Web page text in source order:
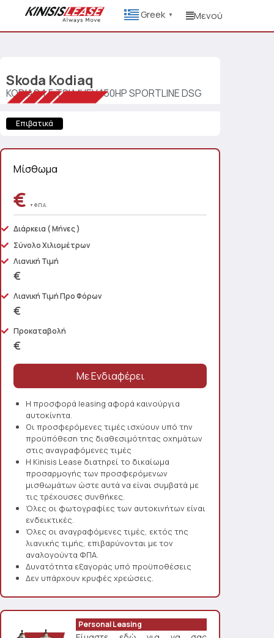
Greek ▼ Μενού
Skoda Kodiaq
KODIAQ 1.5 TSI MHEV 150HP SPORTLINE DSG
Επιβατικά
Μίσθωμα
€ + Φ.Π.Α.
Διάρκεια ( Μήνες )
Σύνολο Χιλιομέτρων
Λιανική Τιμή
€
Λιανική Τιμή Προ Φόρων
€
Προκαταβολή
€
Η προσφορά leasing αφορά καινούργια
αυτοκίνητα.
Οι προσφερόμενες τιμές ισχύουν υπό την
προϋπόθεση της διαθεσιμότητας οχημάτων
στις αναγραφόμενες τιμές
Η Kinisis Lease διατηρεί το δικαίωμα
προσαρμογής των προσφερόμενων
μισθωμάτων ώστε αυτά να είναι συμβατά με
τις τρέχουσες συνθήκες.
Όλες οι φωτογραφίες των αυτοκινήτων είναι
ενδεικτικές.
Όλες οι αναγραφόμενες τιμές, εκτός της
λιανικής τιμής, επιβαρύνονται με τον
αναλογούντα ΦΠΑ.
Δυνατότητα εξαγοράς υπό προϋποθέσεις
Δεν υπάρχουν κρυφές χρεώσεις.
Personal Leasing